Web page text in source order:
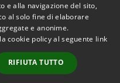
Copyright © 2026 • Comune di
Lumezzane • Powered by
Municipium•
Accesso
redazione
e alla navigazione del sito,
al solo fine di elaborare
e anonime.
cookie policy al seguente link
RIFIUTA TUTTO